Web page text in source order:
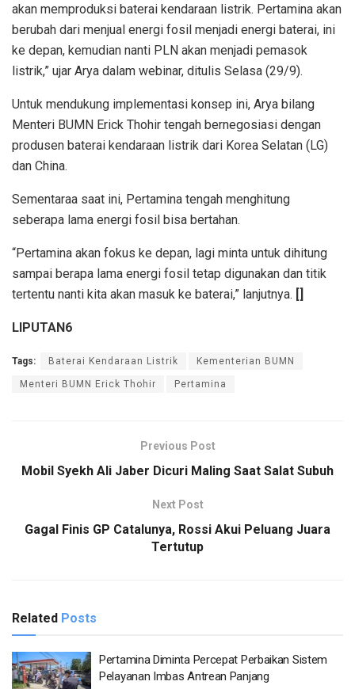
akan memproduksi baterai kendaraan listrik. Pertamina akan
berubah dari menjual energi fosil menjadi energi baterai, ini
ke depan, kemudian nanti PLN akan menjadi pemasok
listrik,” ujar Arya dalam webinar, ditulis Selasa (29/9).
Untuk mendukung implementasi konsep ini, Arya bilang
Menteri BUMN Erick Thohir tengah bernegosiasi dengan
produsen baterai kendaraan listrik dari Korea Selatan (LG)
dan China.
Sementaraa saat ini, Pertamina tengah menghitung
seberapa lama energi fosil bisa bertahan.
“Pertamina akan fokus ke depan, lagi minta untuk dihitung
sampai berapa lama energi fosil tetap digunakan dan titik
tertentu nanti kita akan masuk ke baterai,” lanjutnya. []
LIPUTAN6
Tags: Baterai Kendaraan Listrik Kementerian BUMN
Menteri BUMN Erick Thohir Pertamina
Previous Post
Mobil Syekh Ali Jaber Dicuri Maling Saat Salat Subuh
Next Post
Gagal Finis GP Catalunya, Rossi Akui Peluang Juara
Tertutup
Related Posts
Pertamina Diminta Percepat Perbaikan Sistem
Pelayanan Imbas Antrean Panjang